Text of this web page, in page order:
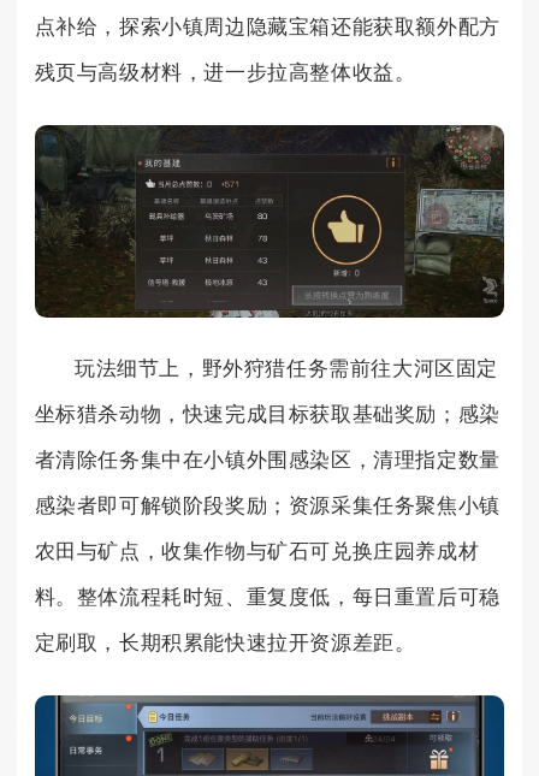
点补给，探索小镇周边隐藏宝箱还能获取额外配方
残页与高级材料，进一步拉高整体收益。
玩法细节上，野外狩猎任务需前往大河区固定
坐标猎杀动物，快速完成目标获取基础奖励；感染
者清除任务集中在小镇外围感染区，清理指定数量
感染者即可解锁阶段奖励；资源采集任务聚焦小镇
农田与矿点，收集作物与矿石可兑换庄园养成材
料。整体流程耗时短、重复度低，每日重置后可稳
定刷取，长期积累能快速拉开资源差距。